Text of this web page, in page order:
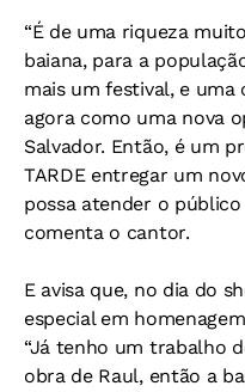
“É de uma riqueza
baiana, para a
mais um festival, e uma
agora como uma nova
Salvador. Então, é um
TARDE entregar um
possa atender o
comenta o cantor.
E avisa que, no dia do
especial em
“Já tenho um trabalho
obra de Raul, então a